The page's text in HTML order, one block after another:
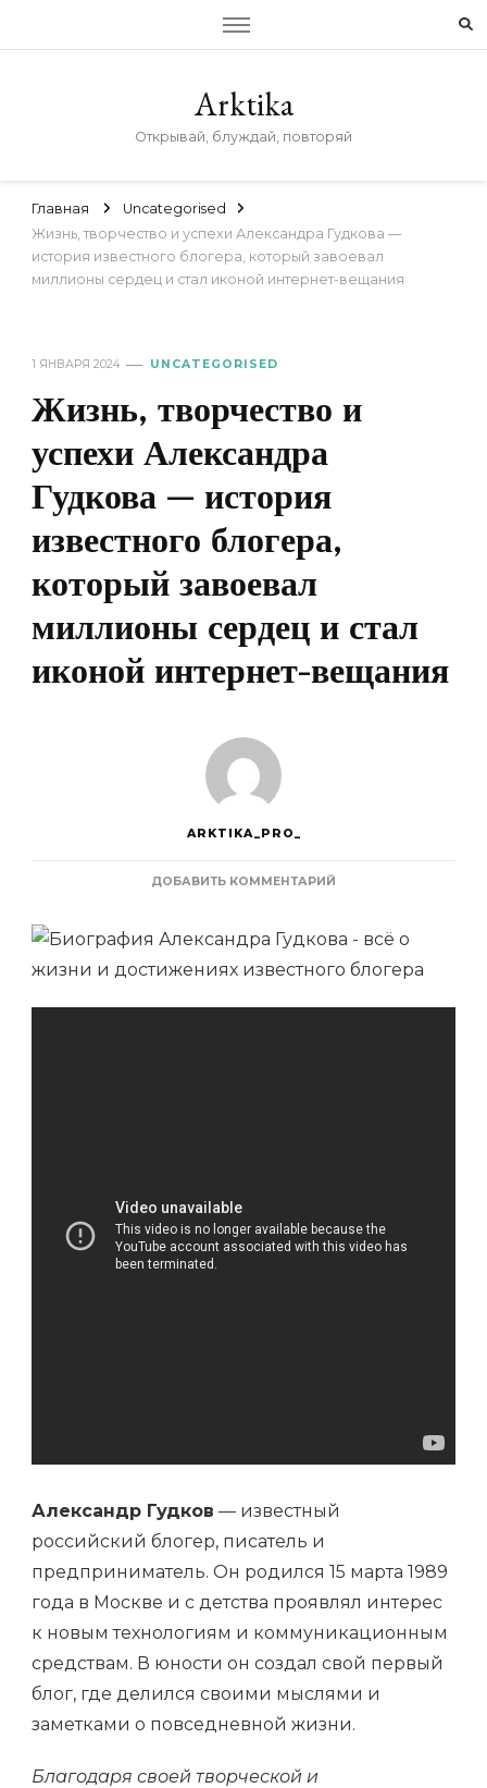
Arktika
Открывай, блуждай, повторяй
Главная
Uncategorised
Жизнь, творчество и успехи Александра Гудкова —
история известного блогера, который завоевал
миллионы сердец и стал иконой интернет-вещания
1 ЯНВАРЯ 2024 UNCATEGORISED
Жизнь, творчество и
успехи Александра
Гудкова — история
известного блогера,
который завоевал
миллионы сердец и стал
иконой интернет-вещания
ARKTIKA_PRO_
ДОБАВИТЬ КОММЕНТАРИЙ
ТВОРЧЕСТВО
УСПЕХИ
ИКОНОЙ
ИНТЕРНЕТ-
Александр Гудков — известный
российский блогер, писатель и
предприниматель. Он родился 15 марта 1989
года в Москве и с детства проявлял интерес
к новым технологиям и коммуникационным
средствам. В юности он создал свой первый
блог, где делился своими мыслями и
заметками о повседневной жизни.
Благодаря своей творческой и